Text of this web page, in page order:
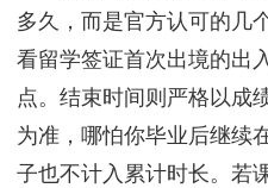
多久，而是官方认可的几
看留学签证首次出境的出
点。结束时间则严格以成
为准，哪怕你毕业后继续
子也不计入累计时长。若